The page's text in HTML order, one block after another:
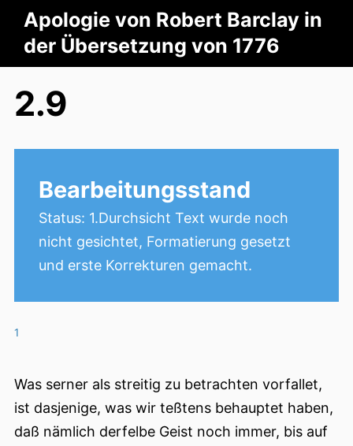
Apologie von Robert Barclay in
der Übersetzung von 1776
2.9
Bearbeitungsstand
Status: 1.Durchsicht Text wurde noch
nicht gesichtet, Formatierung gesetzt
und erste Korrekturen gemacht.
1
Was serner als streitig zu betrachten vorfallet,
ist dasjenige, was wir teßtens behauptet haben,
daß nämlich derfelbe Geist noch immer, bis auf